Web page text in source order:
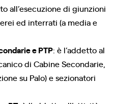
all’esecuzione di giunzioni
ed interrati (a media e
e PTP: è l’addetto al
di Cabine Secondarie,
su Palo) e sezionatori